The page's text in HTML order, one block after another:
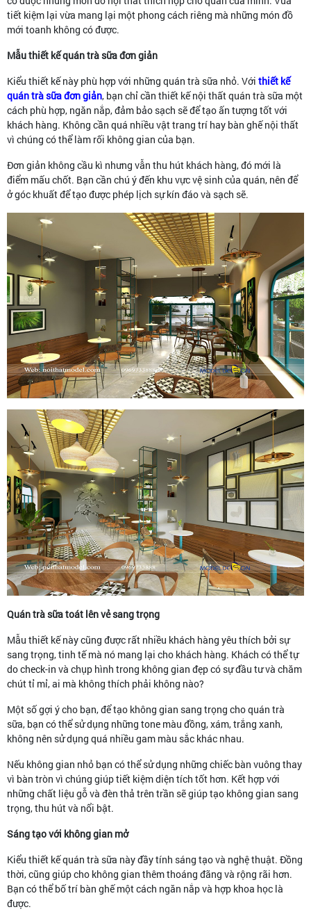
tiết kiệm lại vừa mang lại một phong cách riêng mà những món đồ
mới toanh không có được.
Mẫu thiết kế quán trà sữa đơn giản
Kiểu thiết kế này phù hợp với những quán trà sữa nhỏ. Với thiết kế
quán trà sữa đơn giản, bạn chỉ cần thiết kế nội thất quán trà sữa một
cách phù hợp, ngăn nắp, đảm bảo sạch sẽ để tạo ấn tượng tốt với
khách hàng. Không cần quá nhiều vật trang trí hay bàn ghế nội thất
vì chúng có thể làm rối không gian của bạn.
Đơn giản không cầu kì nhưng vẫn thu hút khách hàng, đó mới là
điểm mấu chốt. Bạn cần chú ý đến khu vực vệ sinh của quán, nên để
ở góc khuất để tạo được phép lịch sự kín đáo và sạch sẽ.
Quán trà sữa toát lên vẻ sang trọng
Mẫu thiết kế này cũng được rất nhiều khách hàng yêu thích bởi sự
sang trọng, tinh tế mà nó mang lại cho khách hàng. Khách có thể tự
do check-in và chụp hình trong không gian đẹp có sự đầu tư và chăm
chút tỉ mỉ, ai mà không thích phải không nào?
Một số gợi ý cho bạn, để tạo không gian sang trọng cho quán trà
sữa, bạn có thể sử dụng những tone màu đồng, xám, trắng xanh,
không nên sử dụng quá nhiều gam màu sắc khác nhau.
Nếu không gian nhỏ bạn có thể sử dụng những chiếc bàn vuông thay
vì bàn tròn vì chúng giúp tiết kiệm diện tích tốt hơn. Kết hợp với
những chất liệu gỗ và đèn thả trên trần sẽ giúp tạo không gian sang
trọng, thu hút và nổi bật.
Sáng tạo với không gian mở
Kiểu thiết kế quán trà sữa này đầy tính sáng tạo và nghệ thuật. Đồng
thời, cũng giúp cho không gian thêm thoáng đãng và rộng rãi hơn.
Bạn có thể bố trí bàn ghế một cách ngăn nắp và hợp khoa học là
được.